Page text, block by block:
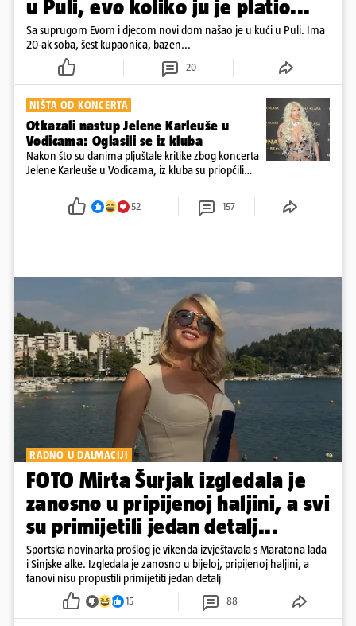
u Puli, evo koliko ju je platio...
Sa suprugom Evom i djecom novi dom našao je u kući u Puli. Ima
20-ak soba, šest kupaonica, bazen...
20
NIŠTA OD KONCERTA
Otkazali nastup Jelene Karleuše u
Vodicama: Oglasili se iz kluba
Nakon što su danima pljuštale kritike zbog koncerta
Jelene Karleuše u Vodicama, iz kluba su priopćili
blagdan Velike Gospe
52 157
RADNO U DALMACIJI
FOTO Mirta Šurjak izgledala je
zanosno u pripijenoj haljini, a svi
su primijetili jedan detalj...
Sportska novinarka prošlog je vikenda izvještavala s Maratona lađa
i Sinjske alke. Izgledala je zanosno u bijeloj, pripijenoj haljini, a
fanovi nisu propustili primijetiti jedan detalj
15 88